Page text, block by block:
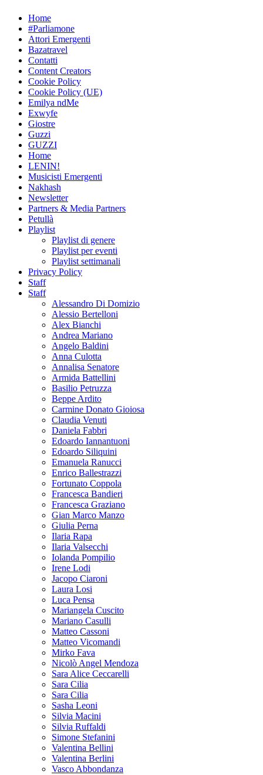
Skip
content
Home
#Parliamone
Attori Emergenti
Bazatravel
Contatti
Content Creators
Cookie Policy
Cookie Policy (UE)
Emilya ndMe
Exwyfe
Giostre
Guzzi
GUZZI
Home
LENIN!
Musicisti Emergenti
Nakhash
Newsletter
Partners & Media Partners
Petullà
Playlist
Playlist di genere
Playlist per eventi
Playlist settimanali
Privacy Policy
Staff
Staff
Alessandro Di Domizio
Alessio Bertelloni
Alex Bianchi
Andrea Mariano
Angelo Baldini
Anna Culotta
Annalisa Senatore
Armida Battellini
Basilio Petruzza
Beppe Ardito
Carmine Donato Gioiosa
Claudia Venuti
Daniela Fabbri
Edoardo Iannantuoni
Edoardo Siliquini
Emanuela Ranucci
Enrico Ballestrazzi
Fortunato Coppola
Francesca Bandieri
Francesca Graziano
Gian Marco Manzo
Giulia Perna
Ilaria Rapa
Ilaria Valsecchi
Iolanda Pompilio
Irene Lodi
Jacopo Ciaroni
Laura Losi
Luca Pensa
Mariangela Cuscito
Mariano Casulli
Matteo Cassoni
Matteo Vicomandi
Mirko Fava
Nicolò Angel Mendoza
Sara Alice Ceccarelli
Sara Cilia
Sara Cilia
Sasha Leoni
Silvia Macini
Silvia Ruffaldi
Simone Stefanini
Valentina Bellini
Valentina Berlini
Vasco Abbondanza